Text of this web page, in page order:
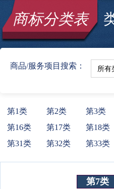
商标分类表类
商品/服务项目搜索：
第1类 第2类 第3类
第16类
第17类 第18类
第31类
第32类 第33类
第7类